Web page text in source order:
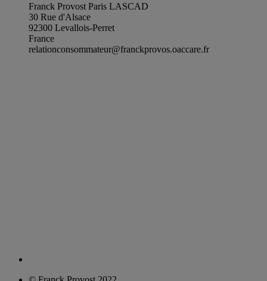
Franck Provost Paris LASCAD
30 Rue d'Alsace
92300 Levallois-Perret
France
relationconsommateur@franckprovos.oaccare.fr